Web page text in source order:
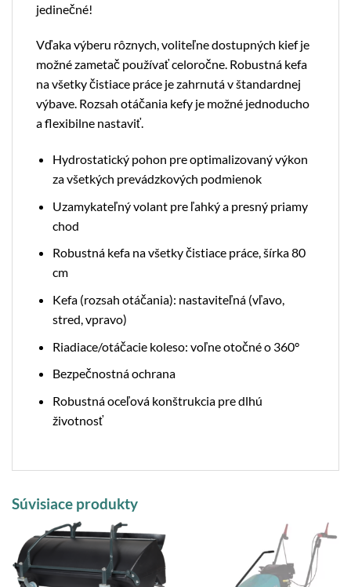
jedinečné!
Vďaka výberu rôznych, voliteľne dostupných kief je
možné zametač používať celoročne. Robustná kefa
na všetky čistiace práce je zahrnutá v štandardnej
výbave. Rozsah otáčania kefy je možné jednoducho
a flexibilne nastaviť.
Hydrostatický pohon pre optimalizovaný výkon
za všetkých prevádzkových podmienok
Uzamykateľný volant pre ľahký a presný priamy
chod
Robustná kefa na všetky čistiace práce, šírka 80
cm
Kefa (rozsah otáčania): nastaviteľná (vľavo,
stred, vpravo)
Riadiace/otáčacie koleso: voľne otočné o 360°
Bezpečnostná ochrana
Robustná oceľová konštrukcia pre dlhú
životnosť
Súvisiace produkty